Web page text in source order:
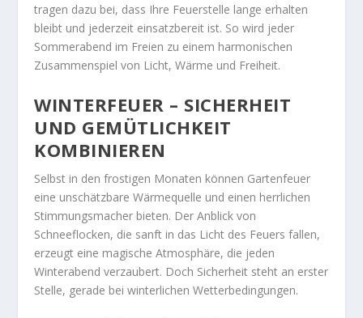
tragen dazu bei, dass Ihre Feuerstelle lange erhalten
bleibt und jederzeit einsatzbereit ist. So wird jeder
Sommerabend im Freien zu einem harmonischen
Zusammenspiel von Licht, Wärme und Freiheit.
WINTERFEUER – SICHERHEIT
UND GEMÜTLICHKEIT
KOMBINIEREN
Selbst in den frostigen Monaten können Gartenfeuer
eine unschätzbare Wärmequelle und einen herrlichen
Stimmungsmacher bieten. Der Anblick von
Schneeflocken, die sanft in das Licht des Feuers fallen,
erzeugt eine magische Atmosphäre, die jeden
Winterabend verzaubert. Doch Sicherheit steht an erster
Stelle, gerade bei winterlichen Wetterbedingungen.